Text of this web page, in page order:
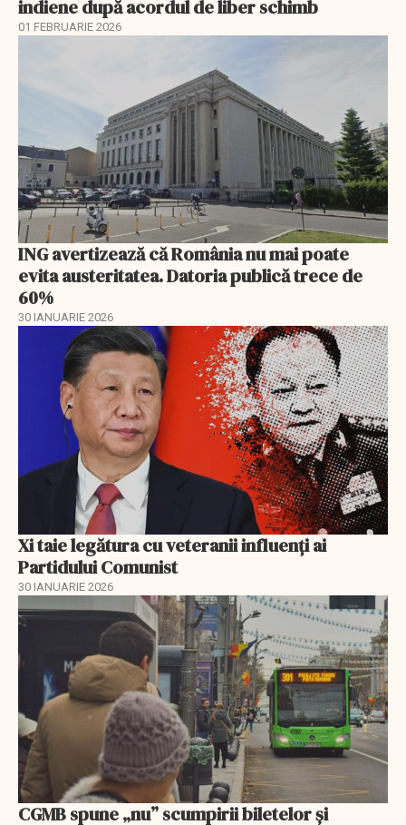
indiene după acordul de liber schimb
01 FEBRUARIE 2026
ING avertizează că România nu mai poate
evita austeritatea. Datoria publică trece de
60%
30 IANUARIE 2026
Xi taie legătura cu veteranii influenți ai
Partidului Comunist
30 IANUARIE 2026
CGMB spune „nu” scumpirii biletelor și